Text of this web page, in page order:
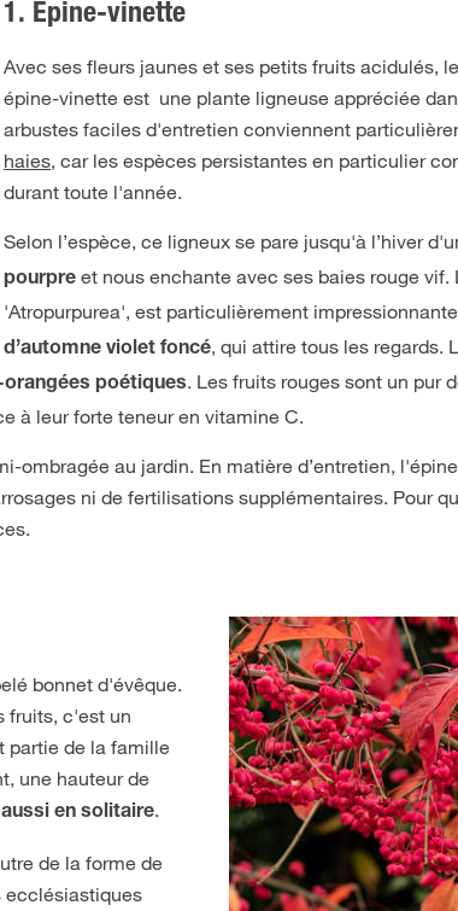
1. Épine-vinette
Avec ses fleurs jaunes et ses petits fruits acidulés,
épine-vinette est une plante ligneuse appréciée
arbustes faciles d'entretien conviennent
haies, car les espèces persistantes en particulier
durant toute l'année.
Selon l’espèce, ce ligneux se pare jusqu'à l’hiver
pourpre et nous enchante avec ses baies rouge vif.
'Atropurpurea', est particulièrement
d’automne violet foncé, qui attire tous les regards.
poétiques. Les fruits rouges sont un pur
à leur forte teneur en vitamine C.
ombragée au jardin. En matière d’entretien,
ni de fertilisations supplémentaires. Pour
bonnet d'évêque.
fruits, c'est un
partie de la famille
une hauteur de
en solitaire.
de la forme de
ecclésiastiques